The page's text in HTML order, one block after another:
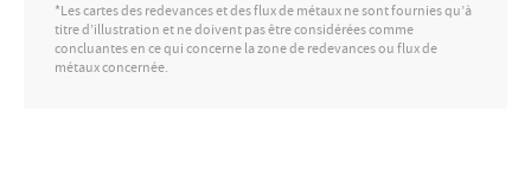
*Les cartes des redevances et des flux de métaux ne sont fournies qu’à
titre d’illustration et ne doivent pas être considérées comme
concluantes en ce qui concerne la zone de redevances ou flux de
métaux concernée.